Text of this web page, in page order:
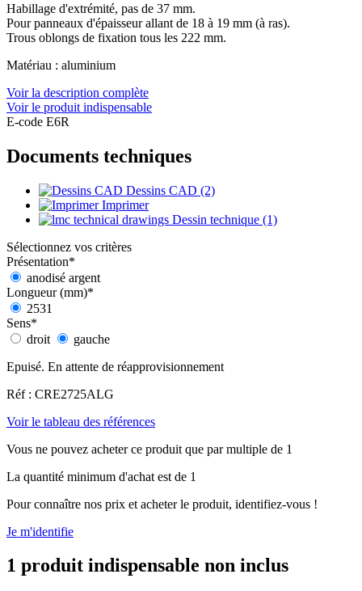
Habillage d'extrémité, pas de 37 mm.
Pour panneaux d'épaisseur allant de 18 à 19 mm (à ras).
Trous oblongs de fixation tous les 222 mm.
Matériau : aluminium
Voir la description complète
Voir le produit indispensable
E-code E6R
Documents techniques
Dessins CAD (2)
Imprimer
Dessin technique (1)
Sélectionnez vos critères
Présentation*
anodisé argent
Longueur (mm)*
2531
Sens*
droit
gauche
Epuisé. En attente de réapprovisionnement
Réf : CRE2725ALG
Voir le tableau des références
Vous ne pouvez acheter ce produit que par multiple de 1
La quantité minimum d'achat est de 1
Pour connaître nos prix et acheter le produit, identifiez-vous !
Je m'identifie
1 produit indispensable non inclus